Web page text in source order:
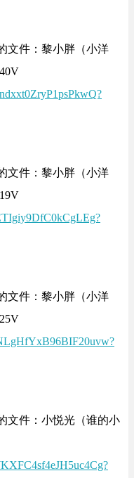
文件：黎小胖（小洋
文件：黎小胖（小洋
文件：黎小胖（小洋
文件：小悦光（谁的小